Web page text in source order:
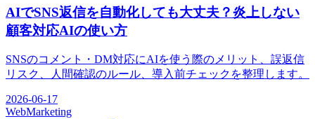
AIでSNS返信を自動化しても大丈夫？炎上しない
顧客対応AIの使い方
SNSのコメント・DM対応にAIを使う際のメリット、誤返信
リスク、人間確認のルール、導入前チェックを整理します。
2026-06-17
WebMarketing